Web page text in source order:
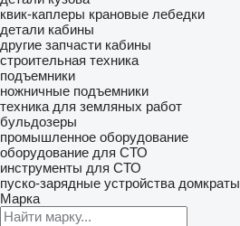
квик-каплеры крановые лебедки
детали кабины
другие запчасти кабины
строительная техника
подъемники
ножничные подъемники
техника для земляных работ
бульдозеры
промышленное оборудование
оборудование для СТО
инструменты для СТО
пуско-зарядные устройства домкраты
Марка